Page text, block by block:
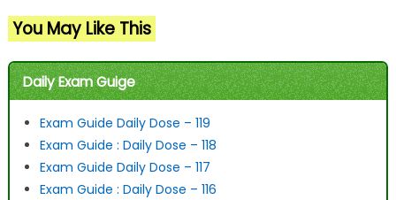
You May Like This
Daily Exam Guige
Exam Guide Daily Dose – 119
Exam Guide : Daily Dose – 118
Exam Guide Daily Dose – 117
Exam Guide : Daily Dose – 116